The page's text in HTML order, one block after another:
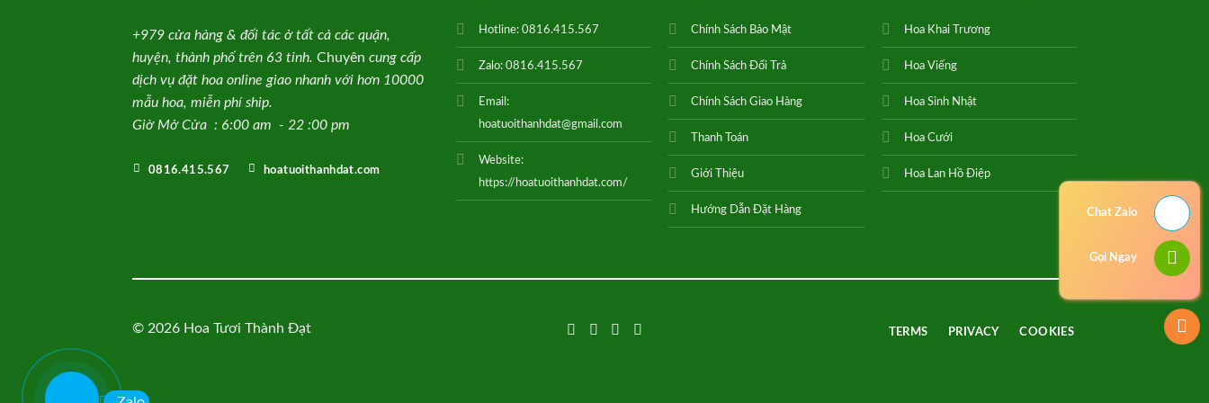
+979 cửa hàng & đối tác ở tất cả các quận,
huyện, thành phố trên 63 tỉnh. Chuyên cung cấp
dịch vụ đặt hoa online giao nhanh với hơn 10000
mẫu hoa, miễn phí ship.
Giờ Mở Cửa : 6:00 am - 22 :00 pm
0816.415.567 hoatuoithanhdat.com
Hotline: 0816.415.567
Zalo: 0816.415.567
Email:
hoatuoithanhdat@gmail.com
Website:
https://hoatuoithanhdat.com/
Chính Sách Bảo Mật
Chính Sách Đổi Trả
Chính Sách Giao Hàng
Thanh Toán
Giới Thiệu
Hướng Dẫn Đặt Hàng
Hoa Khai Trương
Hoa Viếng
Hoa Sinh Nhật
Hoa Cưới
Hoa Lan Hồ Điệp
© 2026 Hoa Tươi Thành Đạt TERMS PRIVACY COOKIES
Chat Zalo
Gọi Ngay